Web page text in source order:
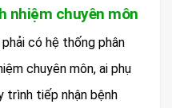
nhiệm chuyên môn
có hệ thống phân
chuyên môn, ai phụ
trình tiếp nhận bệnh